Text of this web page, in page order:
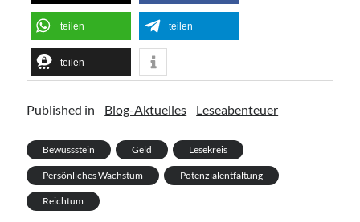
Suche:
Suchen
teilen teilen
teilen
Published in Blog-Aktuelles Leseabenteuer
Bewussstein Geld Lesekreis
Persönliches Wachstum Potenzialentfaltung
Reichtum